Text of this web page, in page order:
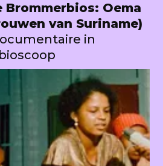
Brommerbios: Oema
van Suriname)
in